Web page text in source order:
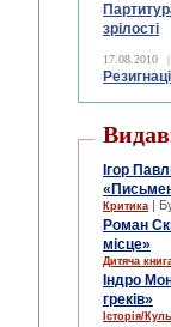
зрілості
17.08.2010 |
Ігор
Критика |
Роман
місце»
Дитяча
Індро
греків»
Історія/